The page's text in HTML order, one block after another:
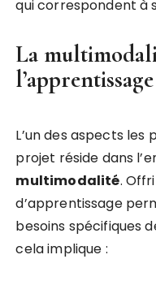
qui correspondent à
La
l’apprentissage
L’un des aspects
projet réside dans
multimodalité.
d’apprentissage
besoins spécifiques
cela implique :